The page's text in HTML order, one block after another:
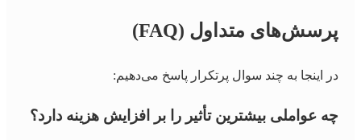
پرسش‌های متداول (FAQ)
در اینجا به چند سوال پرتکرار پاسخ می‌دهیم:
چه عواملی بیشترین تأثیر را بر افزایش هزینه دارد؟